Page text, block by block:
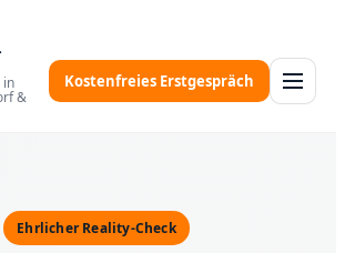
in
&
Kostenfreies Erstgespräch
Ehrlicher Reality-Check